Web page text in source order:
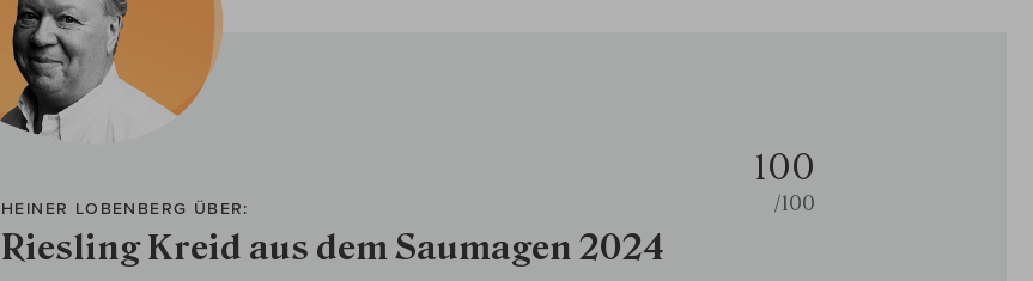
HEINER LOBENBERG ÜBER:
Riesling Kreid aus dem Saumagen 2024
100
/100